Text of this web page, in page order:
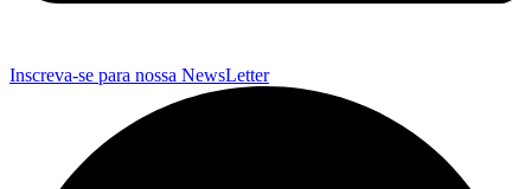
Inscreva-se para nossa NewsLetter